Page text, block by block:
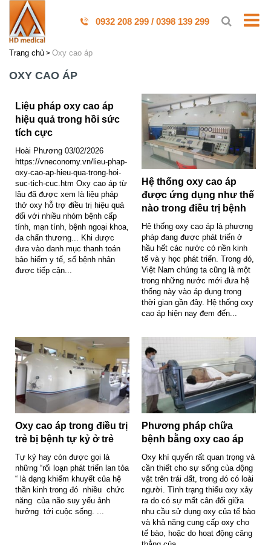
0932 208 299 / 0398 139 299
Trang chủ Oxy cao áp
OXY CAO ÁP
Liệu pháp oxy cao áp
hiệu quả trong hồi sức
tích cực
Hoài Phương 03/02/2026
https://vneconomy.vn/lieu-phap-
oxy-cao-ap-hieu-qua-trong-hoi-
suc-tich-cuc.htm Oxy cao áp từ
lâu đã được xem là liệu pháp
thở oxy hỗ trợ điều trị hiệu quả
đối với nhiều nhóm bệnh cấp
tính, mạn tính, bệnh ngoại khoa,
đa chấn thương... Khi được
đưa vào danh mục thanh toán
bảo hiểm y tế, số bệnh nhân
được tiếp cận...
Hệ thống oxy cao áp
được ứng dụng như thế
nào trong điều trị bệnh
Hệ thống oxy cao áp là phương
pháp đang được phát triển ở
hầu hết các nước có nền kinh
tế và y học phát triển. Trong đó,
Việt Nam chúng ta cũng là một
trong những nước mới đưa hệ
thống này vào áp dụng trong
thời gian gần đây. Hệ thống oxy
cao áp hiện nay đem đến...
Oxy cao áp trong điều trị
trẻ bị bệnh tự kỷ ở trẻ
Tự kỷ hay còn được gọi là
những “rối loạn phát triển lan tỏa
“ là dạng khiếm khuyết của hệ
thần kinh trong đó nhiều chức
năng của não suy yếu ảnh
hưởng tới cuộc sống. ...
Phương pháp chữa
bệnh bằng oxy cao áp
Oxy khí quyển rất quan trọng và
cần thiết cho sự sống của động
vật trên trái đất, trong đó có loài
người. Tình trạng thiếu oxy xảy
ra do có sự mất cân đối giữa
nhu cầu sử dụng oxy của tế bào
và khả năng cung cấp oxy cho
tế bào, hoặc do hoạt động căng